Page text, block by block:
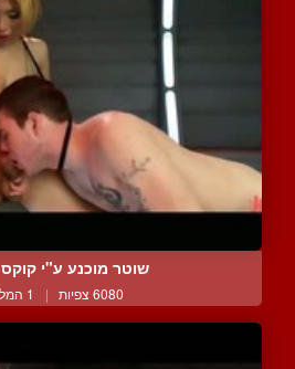
שוטר מוכנע ע"י
6080 צפיות | 1 המלצות